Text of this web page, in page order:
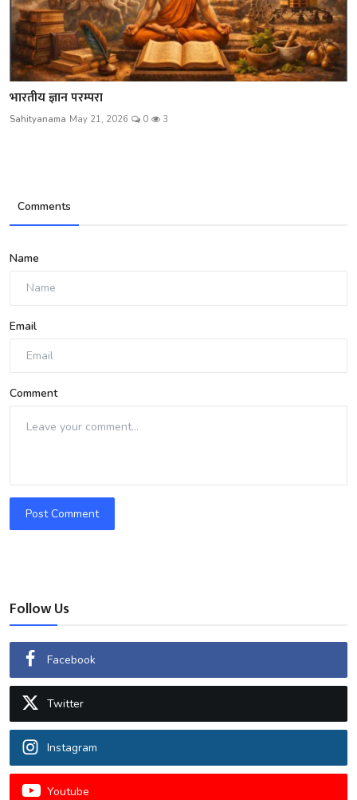
भारतीय ज्ञान परम्परा
Sahityanama May 21, 2026 0 3
Comments
Name
Email
Comment
Post Comment
Follow Us
Facebook
Twitter
Instagram
Youtube